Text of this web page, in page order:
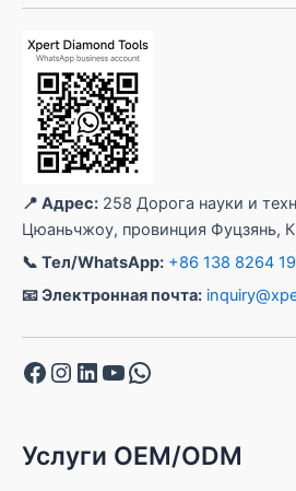
📍 Адрес: 258 Дорога науки и
Цюаньчжоу, провинция Фуцзянь,
📞 Тел/WhatsApp: +86 138 8264
📧 Электронная почта:
Facebook
Instagram
LinkedIn
YouTube
WhatsApp
Услуги OEM/ODM